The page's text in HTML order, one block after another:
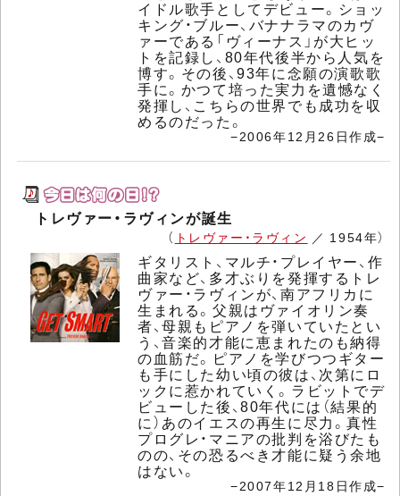
イドル歌手としてデビュー。ショッ
キング・ブルー、バナナラマのカヴ
ァーである「ヴィーナス」が大ヒッ
トを記録し、80年代後半から人気を
博す。その後、93年に念願の演歌歌
手に。かつて培った実力を遺憾なく
発揮し、こちらの世界でも成功を収
めるのだった。
−2006年12月26日作成−
トレヴァー・ラヴィンが誕生
（ トレヴァー・ラヴィン ／ 1954年）
ギタリスト、マルチ・プレイヤー、作
曲家など、多才ぶりを発揮するトレ
ヴァー・ラヴィンが、南アフリカに
生まれる。父親はヴァイオリン奏
者、母親もピアノを弾いていたとい
う、音楽的才能に恵まれたのも納得
の血筋だ。ピアノを学びつつギター
も手にした幼い頃の彼は、次第にロ
ックに惹かれていく。ラビットでデ
ビューした後、80年代には（結果的
に）あのイエスの再生に尽力。真性
プログレ・マニアの批判を浴びたも
のの、その恐るべき才能に疑う余地
はない。
−2007年12月18日作成−